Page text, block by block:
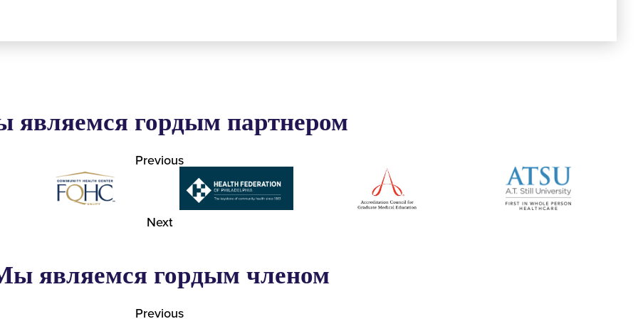
гордым партнером
Previous
Next
являемся гордым членом
Previous